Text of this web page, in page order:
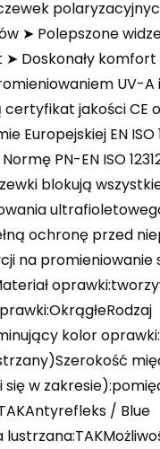
➤ Polepszone
Doskonały
UV-A
jakości CE
Europejskiej EN ISO
PN-EN ISO
blokują
ochronę przed
na promieniowanie
kolor
w
/ Blue